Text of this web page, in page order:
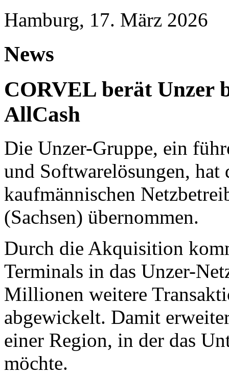
Hamburg, 17. März 2026
News
CORVEL berät Unzer
AllCash
Die Unzer-Gruppe, ein
und Softwarelösungen, hat
kaufmännischen
(Sachsen) übernommen.
Durch die Akquisition
Terminals in das Unzer-
Millionen weitere
abgewickelt. Damit
einer Region, in der das
möchte.